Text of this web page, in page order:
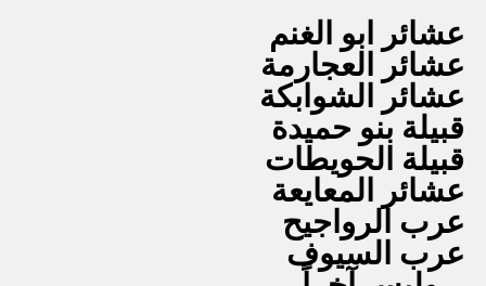
عشائر ابو الغنم
عشائر العجارمة
عشائر الشوابكة
قبيلة بنو حميدة
قبيلة الحويطات
عشائر المعايعة
عرب الرواجيح
عرب السيوف